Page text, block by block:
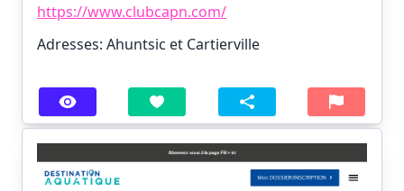
https://www.clubcapn.com/
Adresses: Ahuntsic et Cartierville